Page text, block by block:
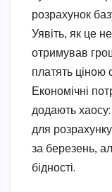
розрахунок
Уявіть, як це
отримував
платять ціною
Економічні
додають
для
за березень,
бідності.